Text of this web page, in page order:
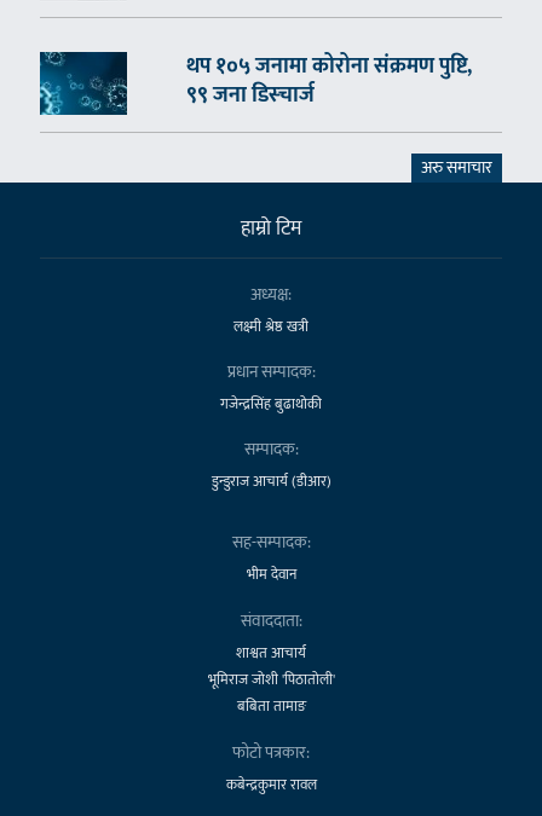
थप १०५ जनामा कोरोना संक्रमण पुष्टि,
९९ जना डिस्चार्ज
अरु समाचार
हाम्राे टिम
अध्यक्ष:
लक्ष्मी श्रेष्ठ खत्री
प्रधान सम्पादक:
गजेन्द्रसिंह बुढाथोकी
सम्पादक:
डुन्डुराज आचार्य (डीआर)
सह-सम्पादक:
भीम देवान
संवाददाता:
शाश्वत आचार्य
भूमिराज जोशी 'पिठातोली'
बबिता तामाङ
फोटो पत्रकार:
कबेन्द्रकुमार रावल